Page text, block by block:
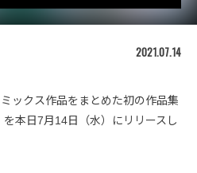
2021.07.14
ックス作品をまとめた初の作品集
本日7月14日（水）にリリースし